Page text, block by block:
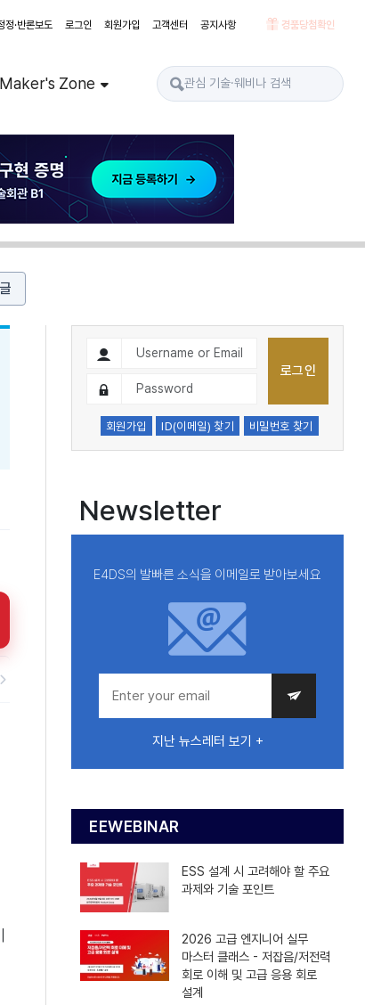
정·반론보도 로그인 회원가입 고객센터 공지사항 경품당첨확인
Maker's Zone
로그인
회원가입 ID(이메일) 찾기 비밀번호 찾기
Newsletter
E4DS의 발빠른 소식을 이메일로 받아보세요
지난 뉴스레터 보기 +
EEWEBINAR
ESS 설계 시 고려해야 할 주요
과제와 기술 포인트
2026 고급 엔지니어 실무
마스터 클래스 - 저잡음/저전력
회로 이해 및 고급 응용 회로
설계